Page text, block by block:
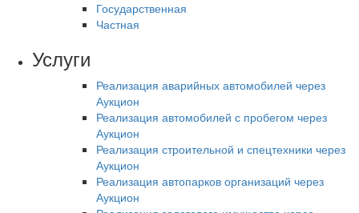
Государственная
Частная
Услуги
Реализация аварийных автомобилей через
Аукцион
Реализация автомобилей с пробегом через
Аукцион
Реализация строительной и спецтехники через
Аукцион
Реализация автопарков организаций через
Аукцион